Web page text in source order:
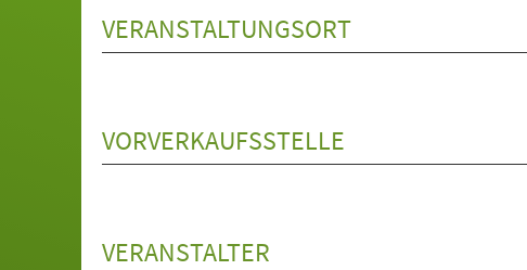
VERANSTALTUNGSORT
VORVERKAUFSSTELLE
VERANSTALTER